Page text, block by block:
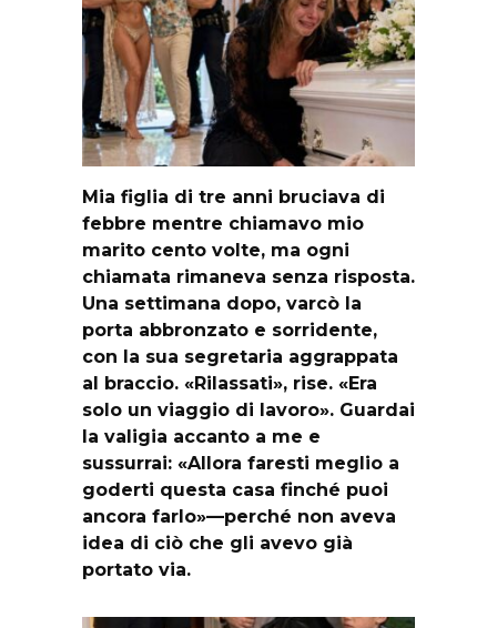
Mia figlia di tre anni bruciava di
febbre mentre chiamavo mio
marito cento volte, ma ogni
chiamata rimaneva senza risposta.
Una settimana dopo, varcò la
porta abbronzato e sorridente,
con la sua segretaria aggrappata
al braccio. «Rilassati», rise. «Era
solo un viaggio di lavoro». Guardai
la valigia accanto a me e
sussurrai: «Allora faresti meglio a
goderti questa casa finché puoi
ancora farlo»—perché non aveva
idea di ciò che gli avevo già
portato via.